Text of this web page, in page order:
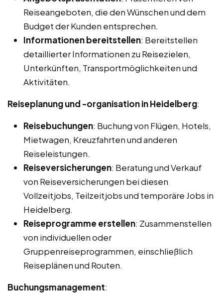
Reiseangeboten, die den Wünschen und dem
Budget der Kunden entsprechen.
Informationen bereitstellen: Bereitstellen
detaillierter Informationen zu Reisezielen,
Unterkünften, Transportmöglichkeiten und
Aktivitäten.
Reiseplanung und -organisation in Heidelberg:
Reisebuchungen: Buchung von Flügen, Hotels,
Mietwagen, Kreuzfahrten und anderen
Reiseleistungen.
Reiseversicherungen: Beratung und Verkauf
von Reiseversicherungen bei diesen
Vollzeitjobs, Teilzeitjobs und temporäre Jobs in
Heidelberg.
Reiseprogramme erstellen: Zusammenstellen
von individuellen oder
Gruppenreiseprogrammen, einschließlich
Reiseplänen und Routen.
Buchungsmanagement: